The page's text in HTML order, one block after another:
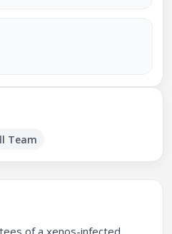
Team
of a xenos-infected